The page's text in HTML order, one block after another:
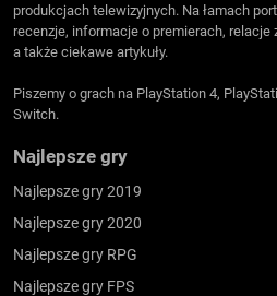
produkcjach telewizyjnych. Na łamach
recenzje, informacje o premierach, relacje
a także ciekawe artykuły.
Piszemy o grach na PlayStation 4,
Switch.
Najlepsze gry
Najlepsze gry 2019
Najlepsze gry 2020
Najlepsze gry RPG
Najlepsze gry FPS